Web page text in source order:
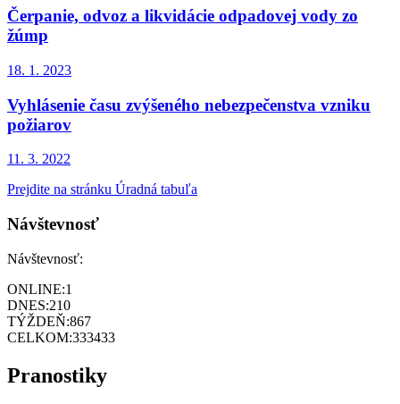
Čerpanie, odvoz a likvidácie odpadovej vody zo
žúmp
18. 1. 2023
Vyhlásenie času zvýšeného nebezpečenstva vzniku
požiarov
11. 3. 2022
Prejdite na stránku Úradná tabuľa
Návštevnosť
Návštevnosť:
ONLINE:1
DNES:210
TÝŽDEŇ:867
CELKOM:333433
Pranostiky